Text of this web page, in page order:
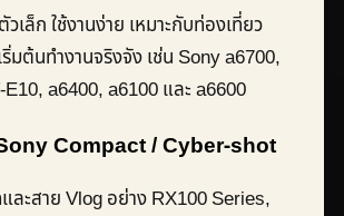
เล็ก ใช้งานง่าย เหมาะกับท่องเที่ยว
มต้นทำงานจริงจัง เช่น Sony a6700,
a6400, a6100 และ a6600
Compact / Cyber-shot
ะสาย Vlog อย่าง RX100 Series,